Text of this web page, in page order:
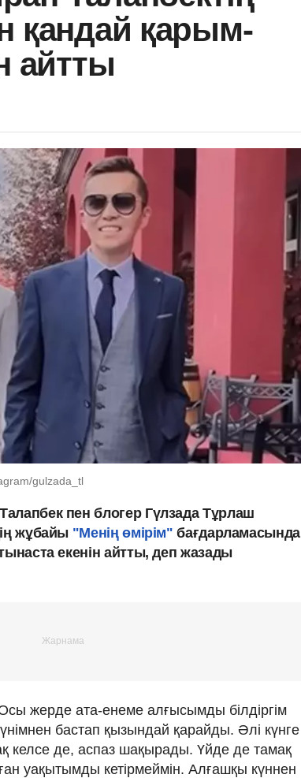
қандай қарым-
айтты
gulzada_tl
пен блогер Гүлзада Тұрлаш
жұбайы "Менің өмірім"бағдарламасында
екенін айтты, деп жазады
жерде ата-енеме алғысымды білдіргім
бастап қызындай қарайды. Әлі күнге
келсе де, аспаз шақырады. Үйде де тамақ
уақытымды кетірмеймін. Алғашқы күннен